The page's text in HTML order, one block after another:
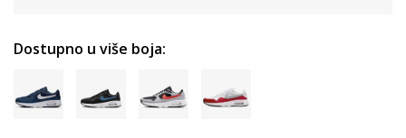
Dostupno u više boja: